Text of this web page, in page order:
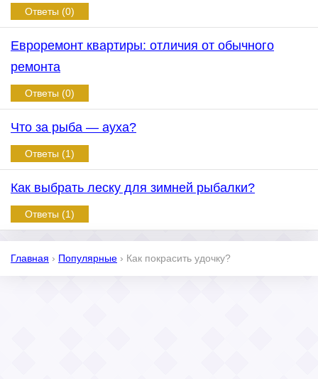
Ответы (0)
Евроремонт квартиры: отличия от обычного
ремонта
Ответы (0)
Что за рыба — ауха?
Ответы (1)
Как выбрать леску для зимней рыбалки?
Ответы (1)
Главная › Популярные › Как покрасить удочку?